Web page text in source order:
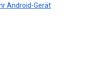
Android-Gerät